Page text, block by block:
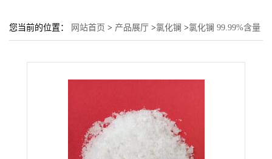
您当前的位置： 网站首页 > 产品展厅 >氯化镧 >氯化镧 99.99%含量